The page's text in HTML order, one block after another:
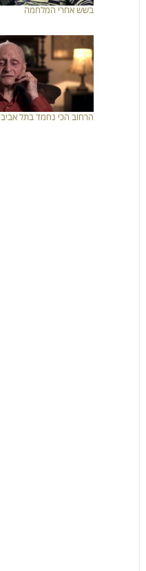
בשש אחרי המלחמה
הרחוב הכי נחמד בתל אביב